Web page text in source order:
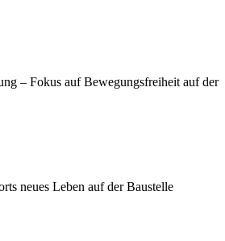
– Fokus auf Bewegungsfreiheit auf der
neues Leben auf der Baustelle